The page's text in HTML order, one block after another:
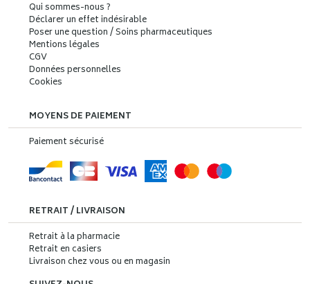
Qui sommes-nous ?
Déclarer un effet indésirable
Poser une question / Soins pharmaceutiques
Mentions légales
CGV
Données personnelles
Cookies
MOYENS DE PAIEMENT
Paiement sécurisé
RETRAIT / LIVRAISON
Retrait à la pharmacie
Retrait en casiers
Livraison chez vous ou en magasin